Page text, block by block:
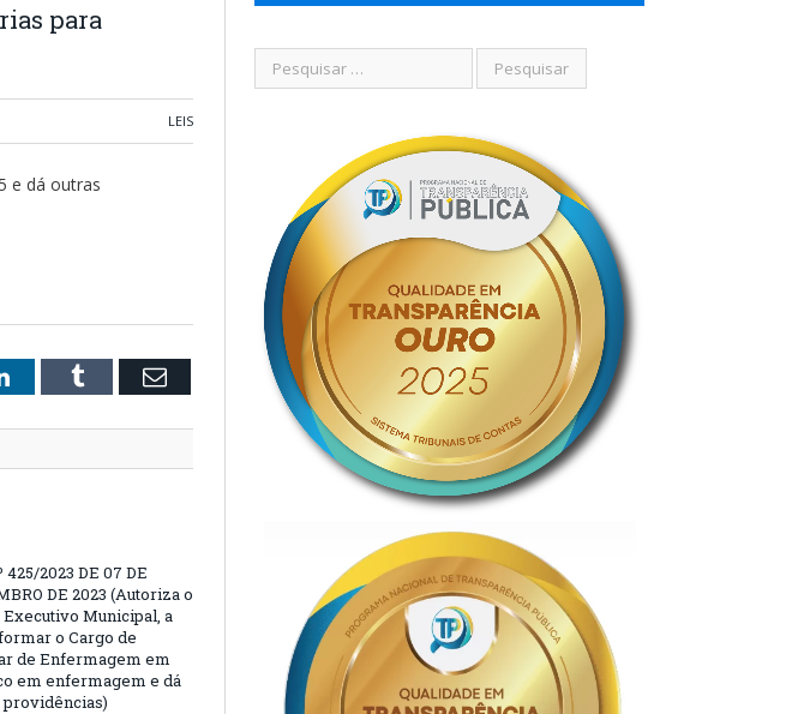
para
LEIS
e dá outras
LinkedInTumblr Email
425/2023 DE 07 DE
DE 2023 (Autoriza o
Municipal, a
o Cargo de
de Enfermagem em
em enfermagem e dá
providências)